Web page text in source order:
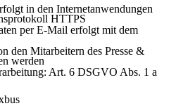
in den Internetanwendungen
HTTPS
per E-Mail erfolgt mit dem
den Mitarbeitern des Presse &
werden
Art. 6 DSGVO Abs. 1 a